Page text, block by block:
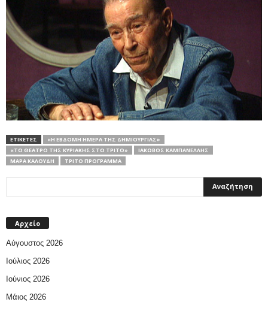
ΕΤΙΚΕΤΕΣ
«Η ΈΒΔΟΜΗ ΗΜΈΡΑ ΤΗΣ ΔΗΜΙΟΥΡΓΊΑΣ»
«ΤΟ ΘΈΑΤΡΟ ΤΗΣ ΚΥΡΙΑΚΉΣ ΣΤΟ ΤΡΊΤΟ»
ΙΆΚΩΒΟΣ ΚΑΜΠΑΝΈΛΛΗΣ
ΜΆΡΑ ΚΑΛΟΎΔΗ
ΤΡΊΤΟ ΠΡΌΓΡΑΜΜΑ
Αρχείο
Αύγουστος 2026
Ιούλιος 2026
Ιούνιος 2026
Μάιος 2026